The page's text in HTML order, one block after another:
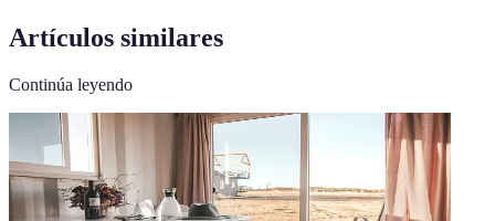
Artículos similares
Continúa leyendo